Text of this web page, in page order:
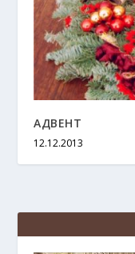
АДВЕНТ
12.12.2013